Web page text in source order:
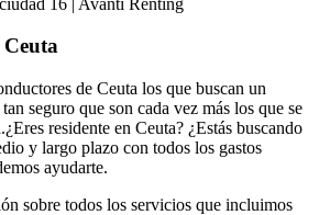
Ceuta
de Ceuta los que buscan un
seguro que son cada vez más los que se
residente en Ceuta? ¿Estás buscando
y largo plazo con todos los gastos
ayudarte.
sobre todos los servicios que incluimos